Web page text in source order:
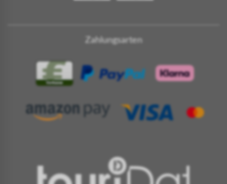
Zahlungsarten